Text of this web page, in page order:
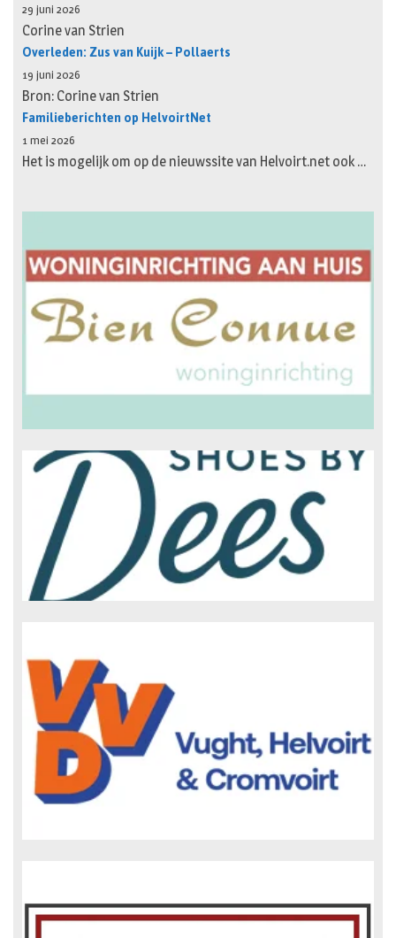
29 juni 2026
Corine van Strien
Overleden: Zus van Kuijk – Pollaerts
19 juni 2026
Bron: Corine van Strien
Familieberichten op HelvoirtNet
1 mei 2026
Het is mogelijk om op de nieuwssite van Helvoirt.net ook …